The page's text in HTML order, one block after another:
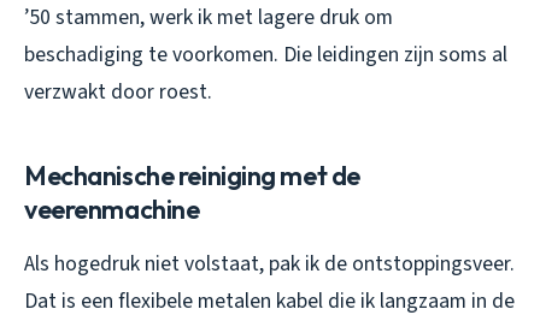
’50 stammen, werk ik met lagere druk om
beschadiging te voorkomen. Die leidingen zijn soms al
verzwakt door roest.
Mechanische reiniging met de
veerenmachine
Als hogedruk niet volstaat, pak ik de ontstoppingsveer.
Dat is een flexibele metalen kabel die ik langzaam in de